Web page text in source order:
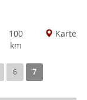
100
km
Karte
6 7